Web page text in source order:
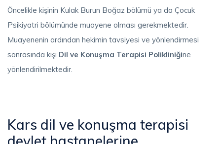
Öncelikle kişinin Kulak Burun Boğaz bölümü ya da Çocuk
Psikiyatri bölümünde muayene olması gerekmektedir.
Muayenenin ardından hekimin tavsiyesi ve yönlendirmesi
sonrasında kişi Dil ve Konuşma Terapisi Polikliniğine
yönlendirilmektedir.
Kars dil ve konuşma terapisi
devlet hastanelerine